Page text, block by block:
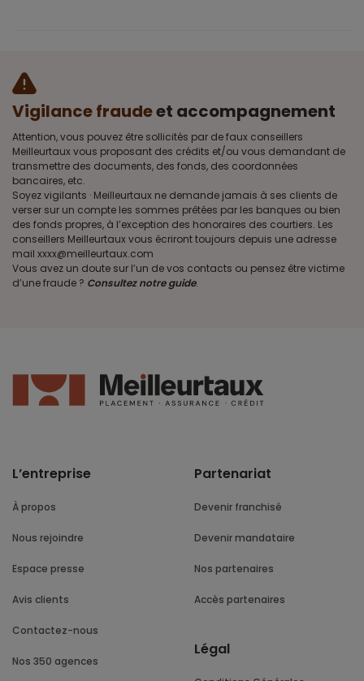
Vigilance fraudeet accompagnement
Attention, vous pouvez être sollicités par de faux conseillers
Meilleurtaux vous proposant des crédits et/ou vous demandant de
transmettre des documents, des fonds, des coordonnées
bancaires, etc.
Soyez vigilants · Meilleurtaux ne demande jamais à ses clients de
verser sur un compte les sommes prêtées par les banques ou bien
des fonds propres, à l’exception des honoraires des courtiers. Les
conseillers Meilleurtaux vous écriront toujours depuis une adresse
mail xxxx@meilleurtaux.com
Vous avez un doute sur l’un de vos contacts ou pensez être victime
d’une fraude ? Consultez notre guide.
L’entreprise
À propos
Nous rejoindre
Espace presse
Avis clients
Contactez-nous
Nos 350 agences
Partenariat
Devenir franchisé
Devenir mandataire
Nos partenaires
Accès partenaires
Légal